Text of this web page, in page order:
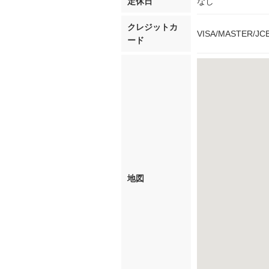
クレジットカ
ード
VISA/MASTER/
地図